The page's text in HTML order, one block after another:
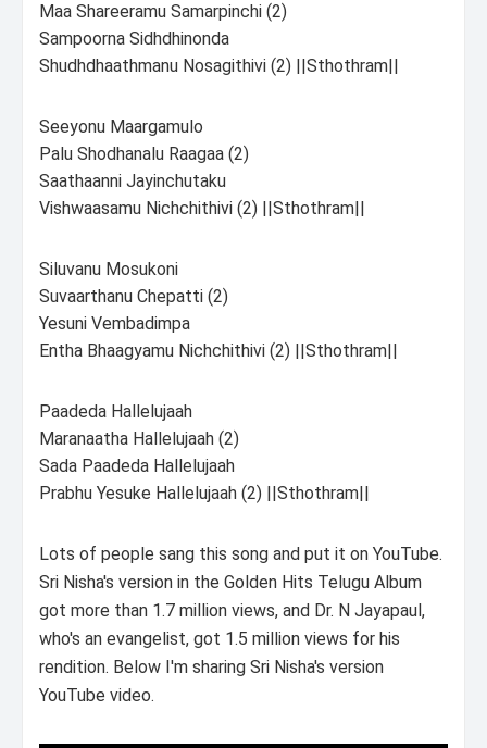
Maa Shareeramu Samarpinchi (2)
Sampoorna Sidhdhinonda
Shudhdhaathmanu Nosagithivi (2) ||Sthothram||
Seeyonu Maargamulo
Palu Shodhanalu Raagaa (2)
Saathaanni Jayinchutaku
Vishwaasamu Nichchithivi (2) ||Sthothram||
Siluvanu Mosukoni
Suvaarthanu Chepatti (2)
Yesuni Vembadimpa
Entha Bhaagyamu Nichchithivi (2) ||Sthothram||
Paadeda Hallelujaah
Maranaatha Hallelujaah (2)
Sada Paadeda Hallelujaah
Prabhu Yesuke Hallelujaah (2) ||Sthothram||
Lots of people sang this song and put it on YouTube.
Sri Nisha's version in the Golden Hits Telugu Album
got more than 1.7 million views, and Dr. N Jayapaul,
who's an evangelist, got 1.5 million views for his
rendition. Below I'm sharing Sri Nisha's version
YouTube video.